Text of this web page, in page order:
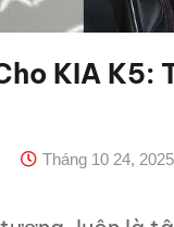
KIA K5:
Tháng 10 24, 2025